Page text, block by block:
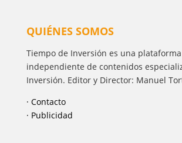
QUIÉNES SOMOS
Tiempo de Inversión es una
independiente de contenidos
Inversión. Editor y Director: Manuel
· Contacto
· Publicidad